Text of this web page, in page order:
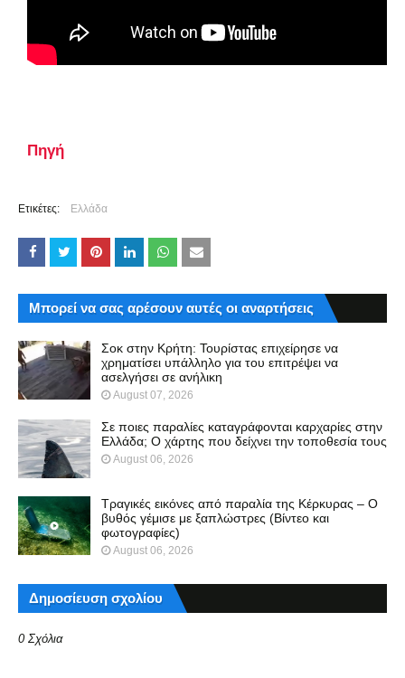
Πηγή
Ετικέτες: Ελλάδα
Μπορεί να σας αρέσουν αυτές οι αναρτήσεις
Σοκ στην Κρήτη: Τουρίστας επιχείρησε να
χρηματίσει υπάλληλο για του επιτρέψει να
ασελγήσει σε ανήλικη
August 07, 2026
Σε ποιες παραλίες καταγράφονται καρχαρίες στην
Ελλάδα; Ο χάρτης που δείχνει την τοποθεσία τους
August 06, 2026
Τραγικές εικόνες από παραλία της Κέρκυρας – Ο
βυθός γέμισε με ξαπλώστρες (Βίντεο και
φωτογραφίες)
August 06, 2026
Δημοσίευση σχολίου
0 Σχόλια